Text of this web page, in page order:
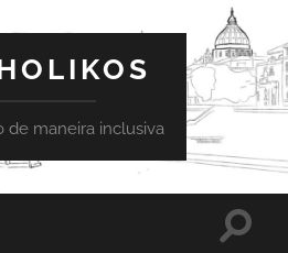
de maneira inclusiva
Toggle